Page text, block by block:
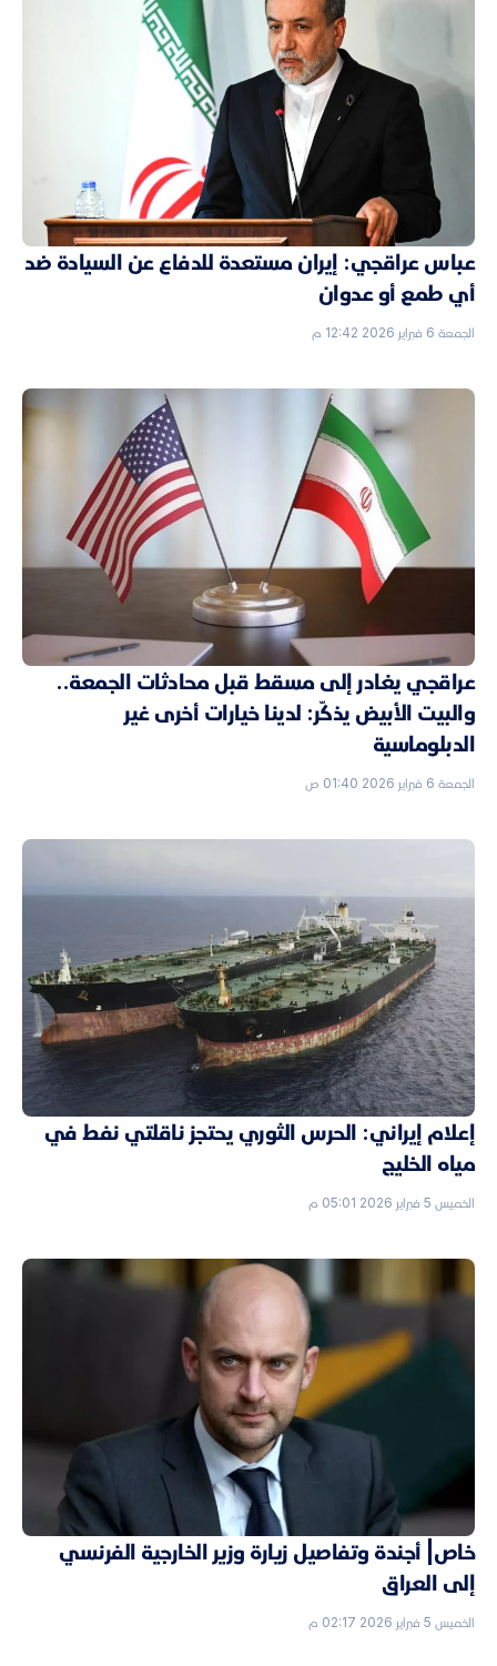
عباس عراقجي: إيران مستعدة للدفاع عن السيادة ضد
أي طمع أو عدوان
الجمعة 6 فبراير 2026 12:42 م
عراقجي يغادر إلى مسقط قبل محادثات الجمعة..
والبيت الأبيض يذكّر: لدينا خيارات أخرى غير
الدبلوماسية
الجمعة 6 فبراير 2026 01:40 ص
إعلام إيراني: الحرس الثوري يحتجز ناقلتي نفط في
مياه الخليج
الخميس 5 فبراير 2026 05:01 م
خاص| أجندة وتفاصيل زيارة وزير الخارجية الفرنسي
إلى العراق
الخميس 5 فبراير 2026 02:17 م